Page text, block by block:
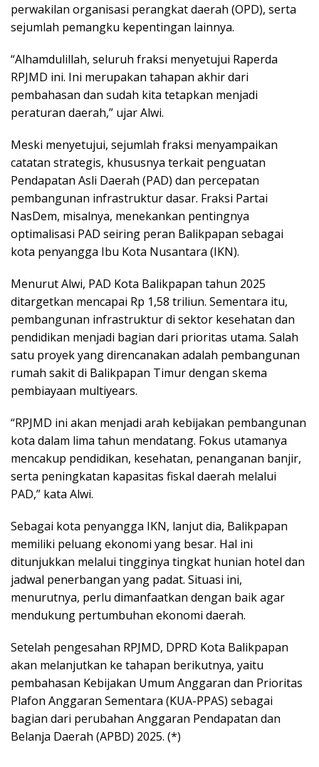
perwakilan organisasi perangkat daerah (OPD), serta
sejumlah pemangku kepentingan lainnya.
“Alhamdulillah, seluruh fraksi menyetujui Raperda
RPJMD ini. Ini merupakan tahapan akhir dari
pembahasan dan sudah kita tetapkan menjadi
peraturan daerah,” ujar Alwi.
Meski menyetujui, sejumlah fraksi menyampaikan
catatan strategis, khususnya terkait penguatan
Pendapatan Asli Daerah (PAD) dan percepatan
pembangunan infrastruktur dasar. Fraksi Partai
NasDem, misalnya, menekankan pentingnya
optimalisasi PAD seiring peran Balikpapan sebagai
kota penyangga Ibu Kota Nusantara (IKN).
Menurut Alwi, PAD Kota Balikpapan tahun 2025
ditargetkan mencapai Rp 1,58 triliun. Sementara itu,
pembangunan infrastruktur di sektor kesehatan dan
pendidikan menjadi bagian dari prioritas utama. Salah
satu proyek yang direncanakan adalah pembangunan
rumah sakit di Balikpapan Timur dengan skema
pembiayaan multiyears.
“RPJMD ini akan menjadi arah kebijakan pembangunan
kota dalam lima tahun mendatang. Fokus utamanya
mencakup pendidikan, kesehatan, penanganan banjir,
serta peningkatan kapasitas fiskal daerah melalui
PAD,” kata Alwi.
Sebagai kota penyangga IKN, lanjut dia, Balikpapan
memiliki peluang ekonomi yang besar. Hal ini
ditunjukkan melalui tingginya tingkat hunian hotel dan
jadwal penerbangan yang padat. Situasi ini,
menurutnya, perlu dimanfaatkan dengan baik agar
mendukung pertumbuhan ekonomi daerah.
Setelah pengesahan RPJMD, DPRD Kota Balikpapan
akan melanjutkan ke tahapan berikutnya, yaitu
pembahasan Kebijakan Umum Anggaran dan Prioritas
Plafon Anggaran Sementara (KUA-PPAS) sebagai
bagian dari perubahan Anggaran Pendapatan dan
Belanja Daerah (APBD) 2025. (*)